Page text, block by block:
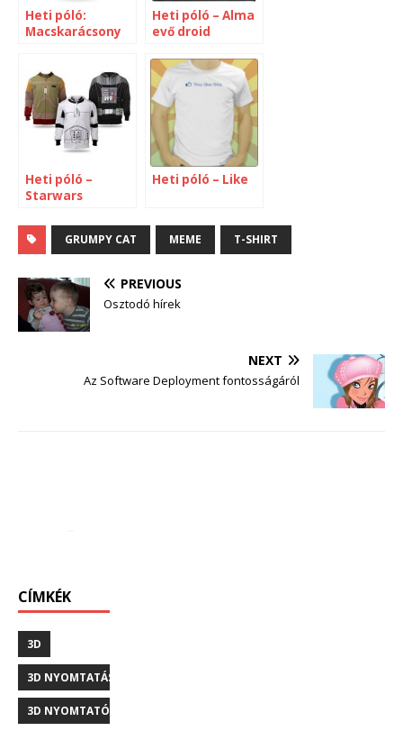
Heti póló:
Macskarácsony
Heti póló – Alma
evő droid
Heti póló –
Starwars
Heti póló – Like
GRUMPY CAT MEME T-SHIRT
PREVIOUS
Osztodó hírek
NEXT
Az Software Deployment fontosságáról
CÍMKÉK
3D
3D NYOMTATÁS
3D NYOMTATÓ